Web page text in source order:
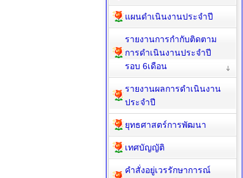
แผนดำเนินงานประจำปี
รายงานการกำกับติดตาม
การดำเนินงานประจำปี
รอบ 6เดือน
รายงานผลการดำเนินงาน
ประจำปี
ยุทธศาสตร์การพัฒนา
เทศบัญญัติ
คำสั่งอยู่เวรรักษาการณ์